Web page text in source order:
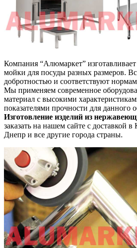
Компания “Алюмаркет”
мойки для посуды разных размеров.
добротностью и соответствуют
Мы применяем современное
материал с высокими
показателями прочности для данного
Изготовление изделий из
заказать на нашем сайте с доставкой
Днепр и все другие города страны.